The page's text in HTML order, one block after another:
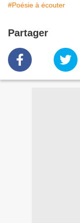
#Poésie à écouter
Partager